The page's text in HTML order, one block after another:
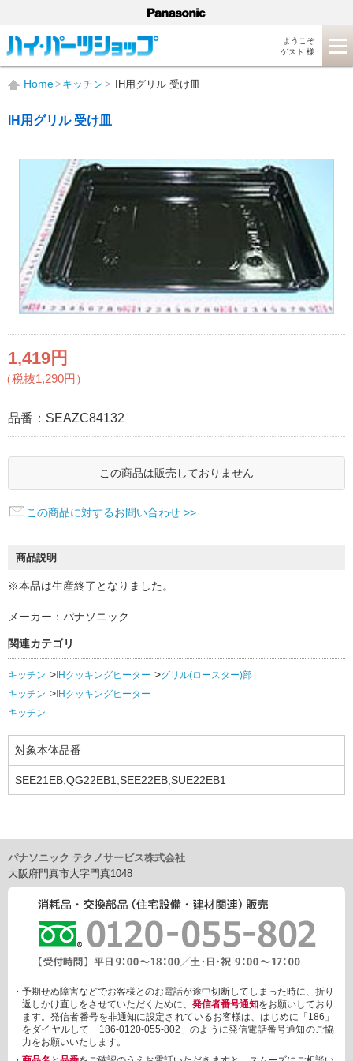
ようこそ
ゲスト 様
Home キッチン IH用グリル 受け皿
IH用グリル 受け皿
1,419円
（税抜1,290円）
品番： SEAZC84132
この商品は販売しておりません
この商品に対するお問い合わせ >>
商品説明
※本品は生産終了となりました。
メーカー：パナソニック
関連カテゴリ
キッチン IHクッキングヒーター
グリル(ロースター)部
キッチン
IHクッキングヒーター
キッチン
対象本体品番
SEE21EB,QG22EB1,SEE22EB,SUE22EB1
パナソニック テクノサービス株式会社
大阪府門真市大字門真1048
・予期せぬ障害などでお客様とのお電話が途中切断してしまった時に、折り
返しかけ直しをさせていただくために、 発信者番号通知をお願いしており
ます。発信者番号を非通知に設定されているお客様は、はじめに「186」
をダイヤルして「186-0120-055-802」のように発信電話番号通知のご協
力をお願いいたします。